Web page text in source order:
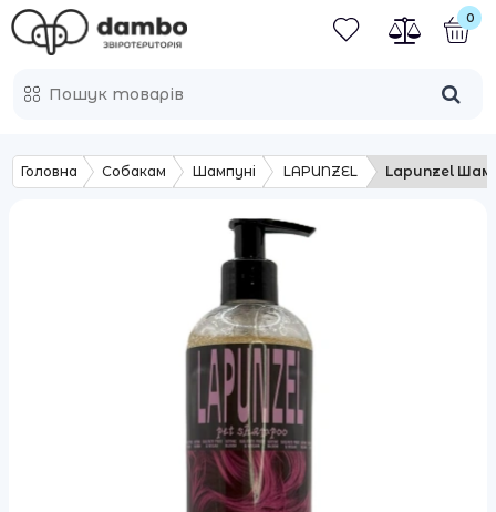
0
Головна Собакам Шампуні LAPUNZEL Lapunzel